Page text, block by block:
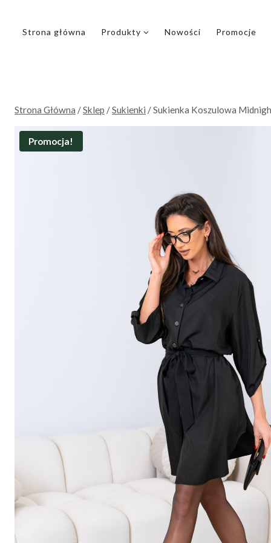
Strona główna Produkty Nowości Promocje
Strona Główna /Sklep /Sukienki /Sukienka Koszulowa
Promocja!